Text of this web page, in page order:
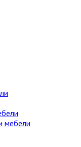
мебели